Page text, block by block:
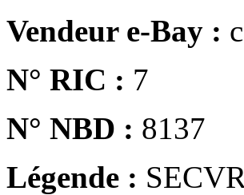
Vendeur e-Bay :
N° RIC : 7
N° NBD : 8137
Légende :